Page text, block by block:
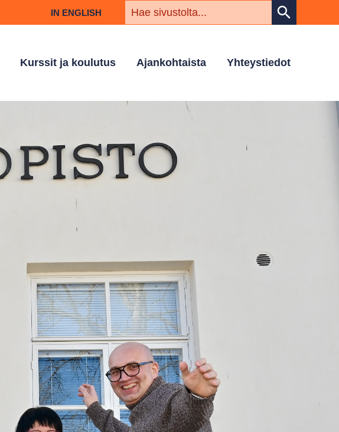
IN ENGLISH search
Kurssit ja koulutus Ajankohtaista Yhteystiedot